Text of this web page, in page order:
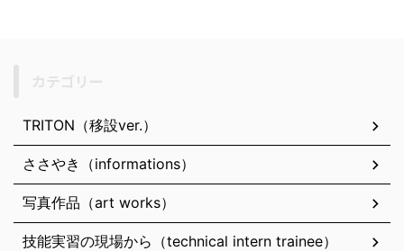
TRITON（移設ver.）
ささやき（informations）
写真作品（art works）
技能実習の現場から（technical intern trainee）